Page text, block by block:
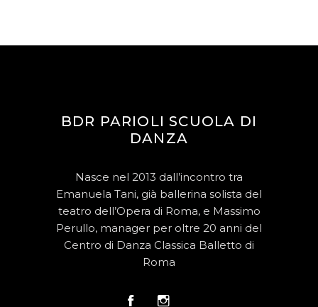
BDR PARIOLI SCUOLA DI
DANZA
Nasce nel 2013 dall’incontro tra
Emanuela Tani, già ballerina solista del
teatro dell’Opera di Roma, e Massimo
Perullo, manager per oltre 20 anni del
Centro di Danza Classica Balletto di
Roma